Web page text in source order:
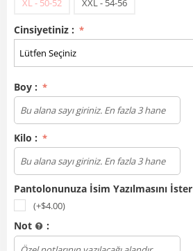
XL - 50-52 XXL - 54-56
Cinsiyetiniz :
Boy :
Kilo :
Pantolonunuza İsim Yazılmasını
(+$4.00)
Not :